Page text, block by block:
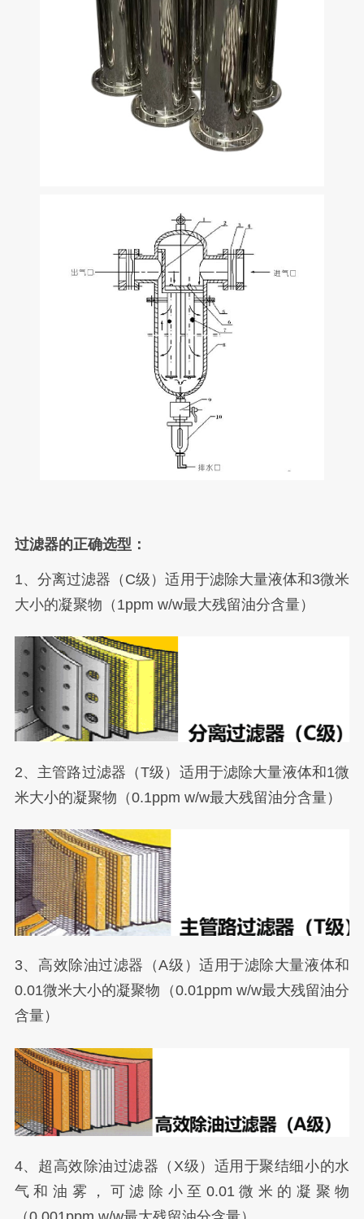
过滤器的正确选型：
1、分离过滤器（C级）适用于滤除大量液体和3微米
大小的凝聚物（1ppm w/w最大残留油分含量）
2、主管路过滤器（T级）适用于滤除大量液体和1微
米大小的凝聚物（0.1ppm w/w最大残留油分含量）
3、高效除油过滤器（A级）适用于滤除大量液体和
0.01微米大小的凝聚物（0.01ppm w/w最大残留油分
含量）
4、超高效除油过滤器（X级）适用于聚结细小的水
气和油雾，可滤除小至0.01微米的凝聚物